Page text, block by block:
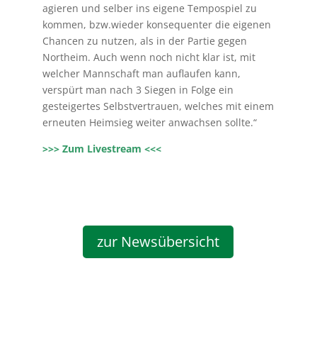
agieren und selber ins eigene Tempospiel zu
kommen, bzw.wieder konsequenter die eigenen
Chancen zu nutzen, als in der Partie gegen
Northeim. Auch wenn noch nicht klar ist, mit
welcher Mannschaft man auflaufen kann,
verspürt man nach 3 Siegen in Folge ein
gesteigertes Selbstvertrauen, welches mit einem
erneuten Heimsieg weiter anwachsen sollte.“
>>> Zum Livestream <<<
zur Newsübersicht